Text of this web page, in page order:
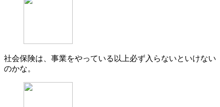
社会保険は、事業をやっている以上必ず入らないといけない
のかな。